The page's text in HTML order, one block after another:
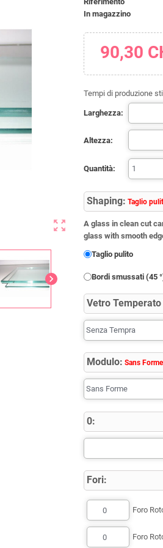
zoom_out_map
chevron_right
In magazzino
90,30
Tempi di produzione
Larghezza:
Altezza:
Quantità:
Shaping: Taglio
A glass in clean cut
glass with smooth
Taglio pulito
Bordi smussati (45
Vetro
Modulo: Sans Forme
0:
Fori:
Foro
Foro